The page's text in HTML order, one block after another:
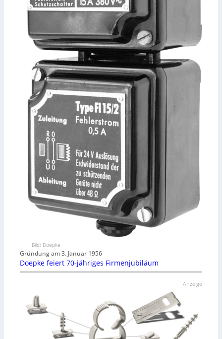
Bild: Doepke
Gründung am 3. Januar 1956
Doepke feiert 70-jähriges Firmenjubiläum
Anzeige